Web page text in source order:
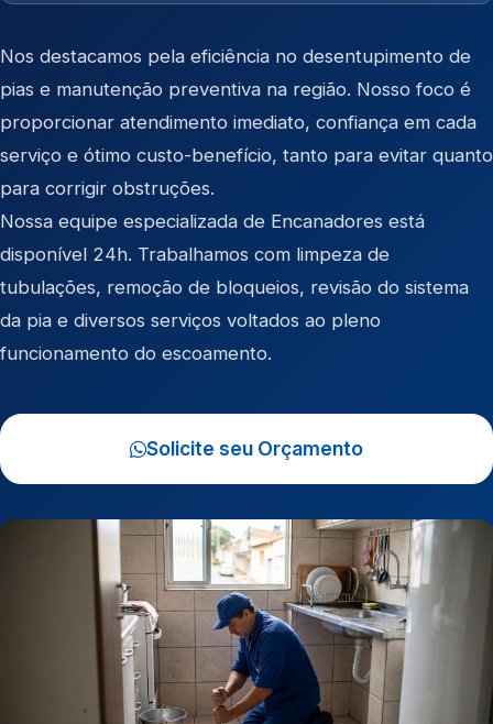
Nos destacamos pela eficiência no desentupimento de
pias e manutenção preventiva na região. Nosso foco é
proporcionar atendimento imediato, confiança em cada
serviço e ótimo custo-benefício, tanto para evitar quanto
para corrigir obstruções.
Nossa equipe especializada de Encanadores está
disponível 24h. Trabalhamos com limpeza de
tubulações, remoção de bloqueios, revisão do sistema
da pia e diversos serviços voltados ao pleno
funcionamento do escoamento.
Solicite seu Orçamento